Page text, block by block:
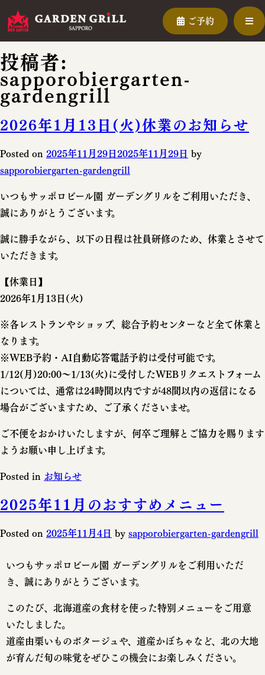
ご予約
投稿者:
sapporobiergarten-
gardengrill
2026年1月13日(火)休業のお知らせ
Posted on 2025年11月29日2025年11月29日 by
sapporobiergarten-gardengrill
いつもサッポロビール園 ガーデングリルをご利用いただき、
誠にありがとうございます。
誠に勝手ながら、以下の日程は社員研修のため、休業とさせて
いただきます。
【休業日】
2026年1月13日(火)
※各レストランやショップ、総合予約センターなど全て休業と
なります。
※WEB予約・AI自動応答電話予約は受付可能です。
1/12(月)20:00～1/13(火)に受付したWEBリクエストフォーム
については、通常は24時間以内ですが48間以内の返信になる
場合がございますため、ご了承くださいませ。
ご不便をおかけいたしますが、何卒ご理解とご協力を賜ります
ようお願い申し上げます。
Posted in お知らせ
2025年11月のおすすめメニュー
Posted on 2025年11月4日 by sapporobiergarten-gardengrill
いつもサッポロビール園 ガーデングリルをご利用いただ
き、誠にありがとうございます。
このたび、北海道産の食材を使った特別メニューをご用意
いたしました。
道産由栗いものボタージュや、道産かぼちゃなど、北の大地
が育んだ旬の味覚をぜひこの機会にお楽しみください。